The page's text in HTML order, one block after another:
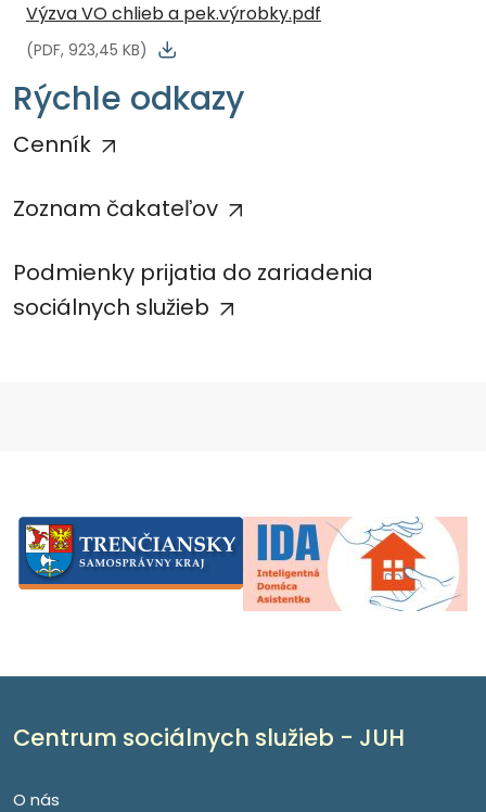
Výzva VO chlieb a pek.výrobky.pdf
(PDF, 923,45 KB)
Rýchle odkazy
Cenník
Zoznam čakateľov
Podmienky prijatia do zariadenia
sociálnych služieb
Centrum sociálnych služieb - JUH
O nás